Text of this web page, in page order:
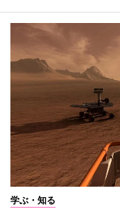
学ぶ・知る